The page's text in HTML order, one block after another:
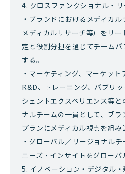
4. クロスファンクショナル・
・ブランドにおけるメディカル
メディカルリサーチ等）をリ
定と役割分担を通じてチーム
する。
・マーケティング、マーケット
R&D、トレーニング、パブリ
シェントエクスペリエンス等と
ナルチームの一員として、ブラ
プランにメディカル視点を組み
・グローバル／リージョナル
ニーズ・インサイトをグローバ
5. イノベーション・デジタル